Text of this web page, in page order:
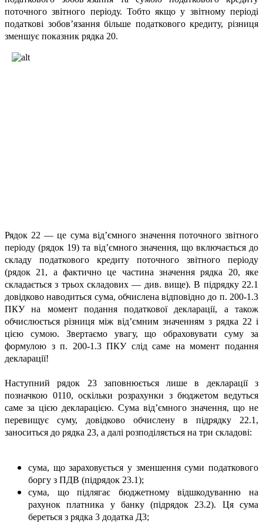
поточного звітного періоду. Тобто якщо у звітному періоді
податкові зобов’язання більше податкового кредиту, різниця
зменшує показник рядка 20.
Рядок 22 — це сума від’ємного значення поточного звітного
періоду (рядок 19) та від’ємного значення, що включається до
складу податкового кредиту поточного звітного періоду
(рядок 21, а фактично це частина значення рядка 20, яке
складається з трьох складових — див. вище). В підрядку 22.1
довідково наводиться сума, обчислена відповідно до п. 200-1.3
ПКУ на момент подання податкової декларації, а також
обчислюється різниця між від’ємним значенням з рядка 22 і
цією сумою. Звертаємо увагу, що обраховувати суму за
формулою з п. 200-1.3 ПКУ слід саме на момент подання
декларації!
Наступний рядок 23 заповнюється лише в декларації з
позначкою 0110, оскільки розрахунки з бюджетом ведуться
саме за цією декларацією. Cума від’ємного значення, що не
перевищує суму, довідково обчислену в підрядку 22.1,
заноситься до рядка 23, а далі розподіляється на три складові:
сума, що зараховується у зменшення суми податкового
боргу з ПДВ (підрядок 23.1);
сума, що підлягає бюджетному відшкодуванню на
рахунок платника у банку (підрядок 23.2). Ця сума
береться з рядка 3 додатка Д3;